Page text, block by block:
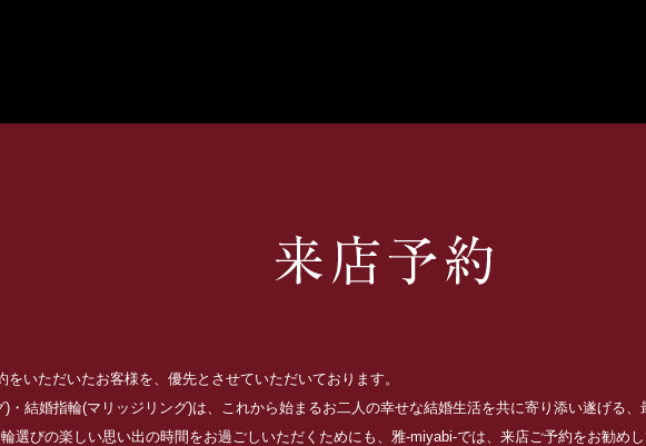
いただいたお客様を、優先とさせていただいております。
・結婚指輪(マリッジリング)は、これから始まるお二人の幸せな結婚生活を共に寄り添い遂げる、
選びの楽しい思い出の時間をお過ごしいただくためにも、雅-miyabi-では、来店ご予約をお勧めし